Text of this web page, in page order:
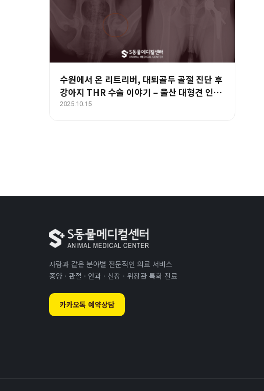
수원에서 온 리트리버, 대퇴골두 골절 진단 후
강아지 THR 수술 이야기 – 울산 대형견 인공
관절 전문 병원
2025.10.15
사람과 같은 분야별 전문적인 의료 서비스
종양 · 관절 · 안과 · 신장 · 위장관 특화 진료
카카오톡 예약상담